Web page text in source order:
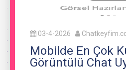
03-4-2026
Mobilde En Çok
Görüntülü Chat